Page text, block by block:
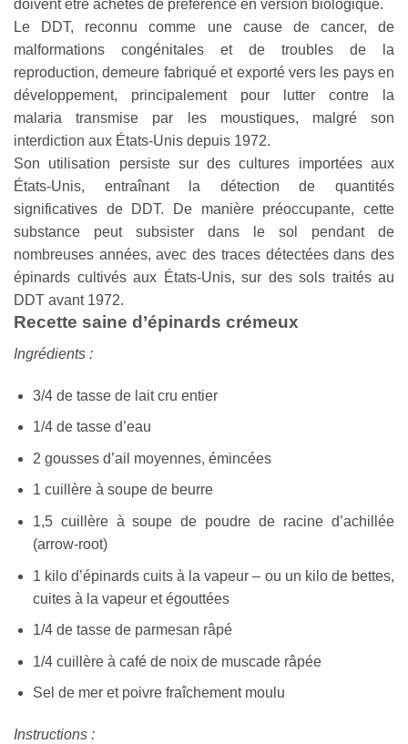
doivent être achetés de préférence en version biologique.
Le DDT, reconnu comme une cause de cancer, de
malformations congénitales et de troubles de la
reproduction, demeure fabriqué et exporté vers les pays en
développement, principalement pour lutter contre la
malaria transmise par les moustiques, malgré son
interdiction aux États-Unis depuis 1972.
Son utilisation persiste sur des cultures importées aux
États-Unis, entraînant la détection de quantités
significatives de DDT. De manière préoccupante, cette
substance peut subsister dans le sol pendant de
nombreuses années, avec des traces détectées dans des
épinards cultivés aux États-Unis, sur des sols traités au
DDT avant 1972.
Recette saine d’épinards crémeux
Ingrédients :
3/4 de tasse de lait cru entier
1/4 de tasse d’eau
2 gousses d’ail moyennes, émincées
1 cuillère à soupe de beurre
1,5 cuillère à soupe de poudre de racine d’achillée
(arrow-root)
1 kilo d’épinards cuits à la vapeur – ou un kilo de bettes,
cuites à la vapeur et égouttées
1/4 de tasse de parmesan râpé
1/4 cuillère à café de noix de muscade râpée
Sel de mer et poivre fraîchement moulu
Instructions :